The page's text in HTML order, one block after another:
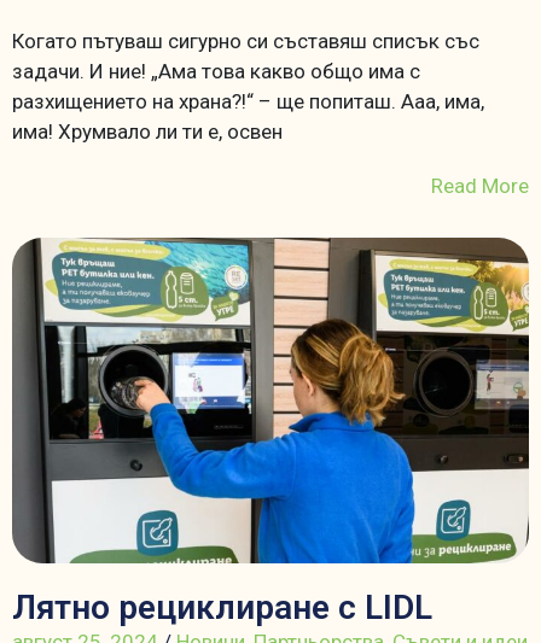
Когато пътуваш сигурно си съставяш списък със
задачи. И ние! „Ама това какво общо има с
разхищението на храна?!“ – ще попиташ. Ааа, има,
има! Хрумвало ли ти е, освен
Read More
Лятно рециклиране с LIDL